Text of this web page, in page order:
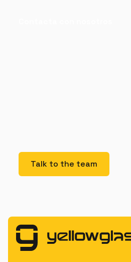
Talk to the team